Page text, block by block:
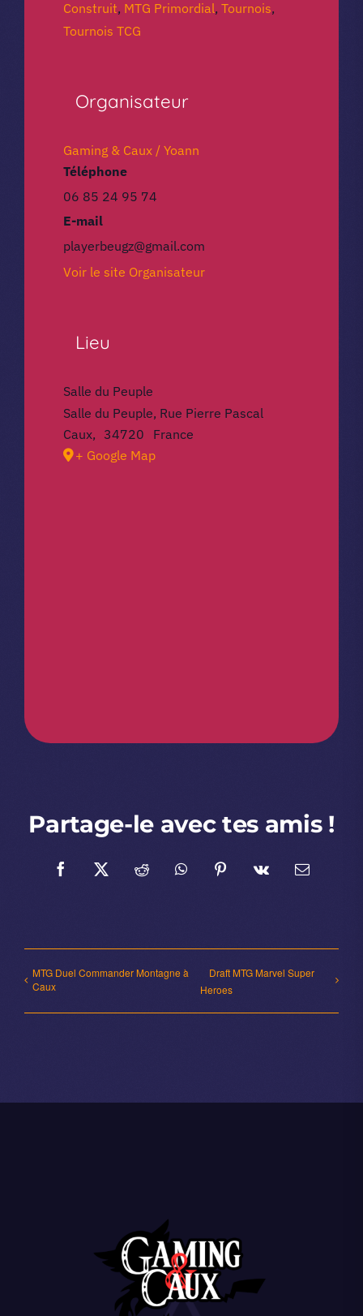
Construit, MTG Primordial, Tournois,
Tournois TCG
Organisateur
Gaming & Caux / Yoann
Téléphone
06 85 24 95 74
E-mail
playerbeugz@gmail.com
Voir le site Organisateur
Lieu
Salle du Peuple
Salle du Peuple, Rue Pierre Pascal
Caux, 34720
France
+ Google Map
Partage-le avec tes amis !
Facebook
X RedditWhatsAppPinterest
Vk Email
MTG Duel Commander Montagne à
Caux
Draft MTG Marvel Super
Heroes